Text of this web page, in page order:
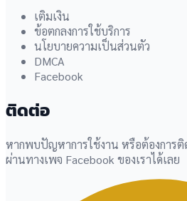
เติมเงิน
ข้อตกลงการใช้บริการ
นโยบายความเป็นส่วนตัว
DMCA
Facebook
ติดต่อ
หากพบปัญหาการใช้งาน หรือต้องการ
ผ่านทางเพจ Facebook ของเราได้เลย